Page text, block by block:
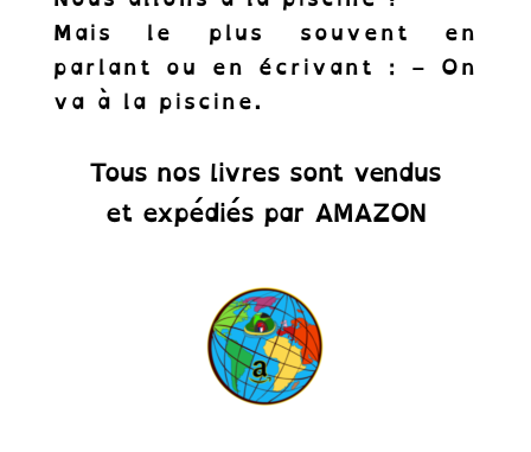
Mais le plus souvent en
parlant ou en écrivant : – On
va à la piscine.
Tous nos livres sont vendus
et expédiés par AMAZON